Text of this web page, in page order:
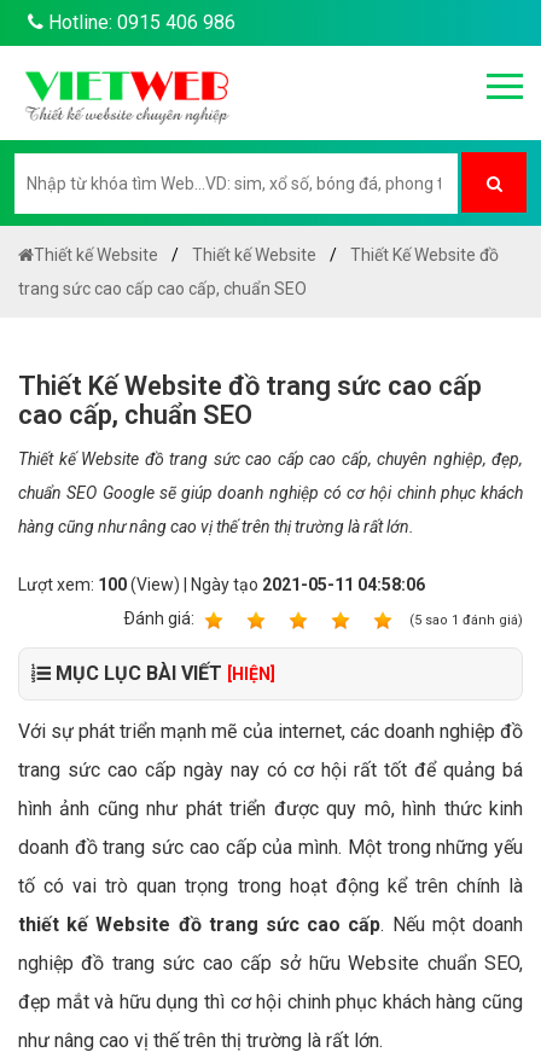
Hotline: 0915 406 986
Thiết kế Website Thiết kế Website
Thiết Kế Website đồ
trang sức cao cấp cao cấp, chuẩn SEO
Thiết Kế Website đồ trang sức cao cấp
cao cấp, chuẩn SEO
Thiết kế Website đồ trang sức cao cấp cao cấp, chuyên nghiệp, đẹp,
chuẩn SEO Google sẽ giúp doanh nghiệp có cơ hội chinh phục khách
hàng cũng như nâng cao vị thế trên thị trường là rất lớn.
Lượt xem: 100(View) | Ngày tạo 2021-05-11 04:58:06
Ðánh giá:
(5 sao 1 đánh giá)
MỤC LỤC BÀI VIẾT [HIỆN]
Với sự phát triển mạnh mẽ của internet, các doanh nghiệp đồ
trang sức cao cấp ngày nay có cơ hội rất tốt để quảng bá
hình ảnh cũng như phát triển được quy mô, hình thức kinh
doanh đồ trang sức cao cấp của mình. Một trong những yếu
tố có vai trò quan trọng trong hoạt động kể trên chính là
thiết kế Website đồ trang sức cao cấp. Nếu một doanh
nghiệp đồ trang sức cao cấp sở hữu Website chuẩn SEO,
đẹp mắt và hữu dụng thì cơ hội chinh phục khách hàng cũng
như nâng cao vị thế trên thị trường là rất lớn.